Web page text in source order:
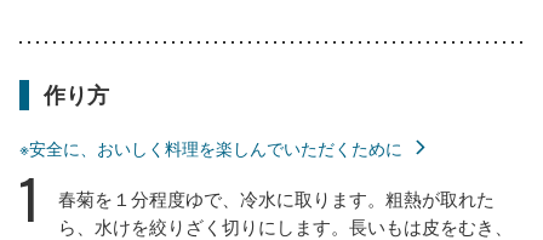
作り方
※安全に、おいしく料理を楽しんでいただくために
1
春菊を１分程度ゆで、冷水に取ります。粗熱が取れた
ら、水けを絞りざく切りにします。長いもは皮をむき、